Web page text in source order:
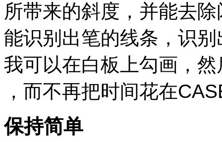
所带来的斜度，并能去
能识别出笔的线条，识
我可以在白板上勾画，
，而不再把时间花在
保持简单